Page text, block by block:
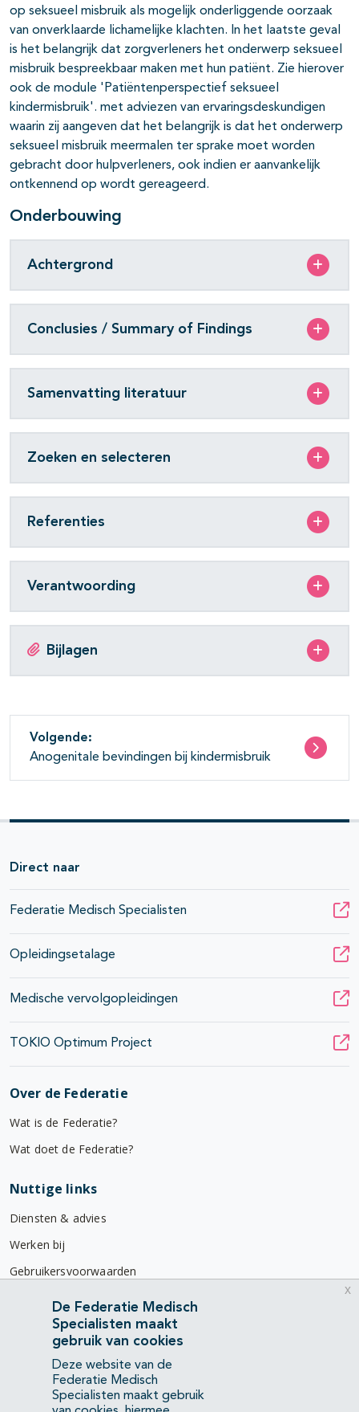
op seksueel misbruik als mogelijk onderliggende oorzaak
van onverklaarde lichamelijke klachten. In het laatste geval
is het belangrijk dat zorgverleners het onderwerp seksueel
misbruik bespreekbaar maken met hun patiënt. Zie hierover
ook de module 'Patiëntenperspectief seksueel
kindermisbruik'. met adviezen van ervaringsdeskundigen
waarin zij aangeven dat het belangrijk is dat het onderwerp
seksueel misbruik meermalen ter sprake moet worden
gebracht door hulpverleners, ook indien er aanvankelijk
ontkennend op wordt gereageerd.
Onderbouwing
Achtergrond
Conclusies / Summary of Findings
Samenvatting literatuur
Zoeken en selecteren
Referenties
Verantwoording
Bijlagen
Volgende:
Anogenitale bevindingen bij kindermisbruik
Direct naar
Federatie Medisch Specialisten
Opleidingsetalage
Medische vervolgopleidingen
TOKIO Optimum Project
Over de Federatie
Wat is de Federatie?
Wat doet de Federatie?
Nuttige links
Diensten & advies
Werken bij
Gebruikersvoorwaarden
Privacyverklaring
Contact
Mercatorlaan 1200
3528 BL Utrecht
De Federatie Medisch
Specialisten maakt
gebruik van cookies
Deze website van de
Federatie Medisch
Specialisten maakt gebruik
x